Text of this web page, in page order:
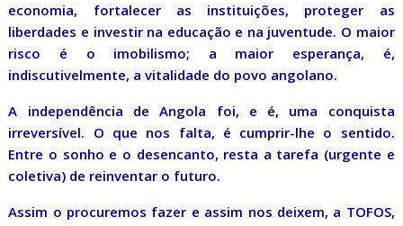
economia, fortalecer as instituições, proteger as
liberdades e investir na educação e na juventude. O maior
risco é o imobilismo; a maior esperança, é,
indiscutivelmente, a vitalidade do povo angolano.
A independência de Angola foi, e é, uma conquista
irreversível. O que nos falta, é cumprir-lhe o sentido.
Entre o sonho e o desencanto, resta a tarefa (urgente e
coletiva) de reinventar o futuro.
Assim o procuremos fazer e assim nos deixem, a TOFOS,